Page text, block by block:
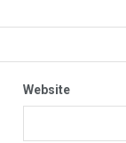
Website